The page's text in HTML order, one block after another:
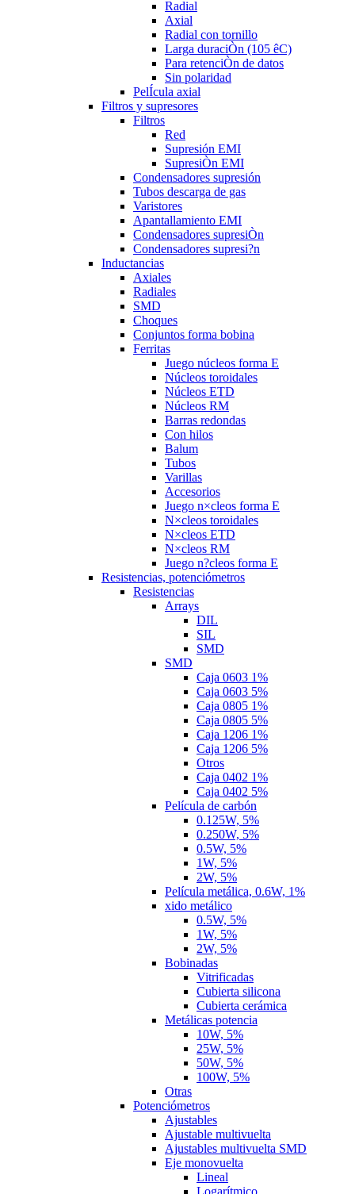
Radial
Axial
Radial con tornillo
Larga duraciÒn (105 êC)
Para retenciÒn de datos
Sin polaridad
PelÍcula axial
Filtros y supresores
Filtros
Red
Supresión EMI
SupresiÒn EMI
Condensadores supresión
Tubos descarga de gas
Varistores
Apantallamiento EMI
Condensadores supresiÒn
Condensadores supresi?n
Inductancias
Axiales
Radiales
SMD
Choques
Conjuntos forma bobina
Ferritas
Juego núcleos forma E
Núcleos toroidales
Núcleos ETD
Núcleos RM
Barras redondas
Con hilos
Balum
Tubos
Varillas
Accesorios
Juego n×cleos forma E
N×cleos toroidales
N×cleos ETD
N×cleos RM
Juego n?cleos forma E
Resistencias, potenciómetros
Resistencias
Arrays
DIL
SIL
SMD
SMD
Caja 0603 1%
Caja 0603 5%
Caja 0805 1%
Caja 0805 5%
Caja 1206 1%
Caja 1206 5%
Otros
Caja 0402 1%
Caja 0402 5%
Película de carbón
0.125W, 5%
0.250W, 5%
0.5W, 5%
1W, 5%
2W, 5%
Película metálica, 0.6W, 1%
xido metálico
0.5W, 5%
1W, 5%
2W, 5%
Bobinadas
Vitrificadas
Cubierta silicona
Cubierta cerámica
Metálicas potencia
10W, 5%
25W, 5%
50W, 5%
100W, 5%
Otras
Potenciómetros
Ajustables
Ajustable multivuelta
Ajustables multivuelta SMD
Eje monovuelta
Lineal